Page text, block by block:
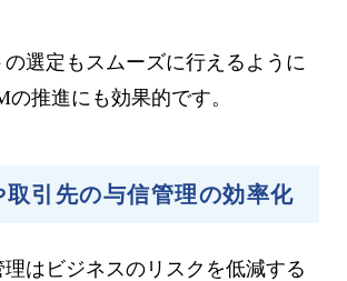
選定もスムーズに行えるように
推進にも効果的です。
取引先の与信管理の効率化
はビジネスのリスクを低減する